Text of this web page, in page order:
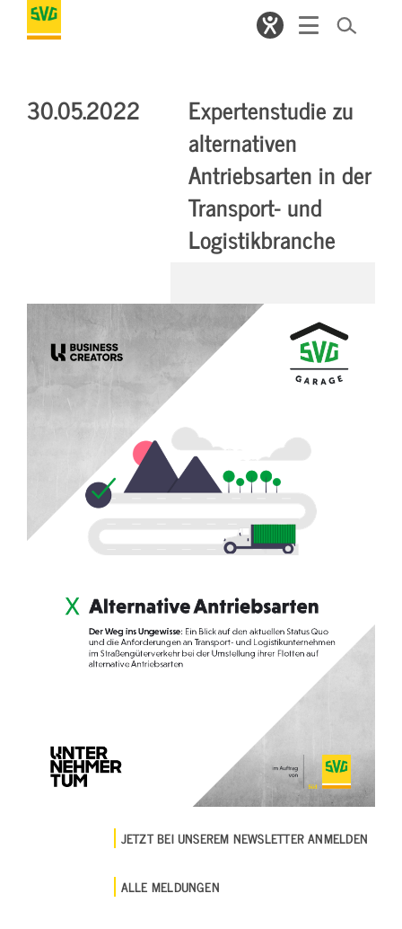
30.05.2022
Expertenstudie zu
alternativen
Antriebsarten in der
Transport- und
Logistikbranche
JETZT BEI UNSEREM NEWSLETTER ANMELDEN
ALLE MELDUNGEN